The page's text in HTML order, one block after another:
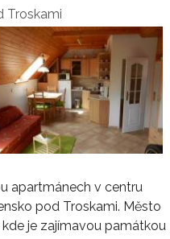
Troskami
apartmánech v centru
pod Troskami. Město
kde je zajímavou památkou